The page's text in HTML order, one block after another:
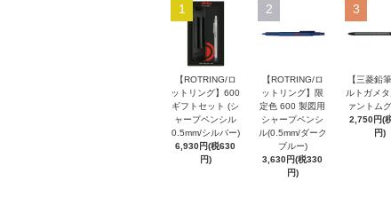
1
【ROTRING/ロ
ットリング】600
ギフトセット (シ
ャープペンシル
0.5mm/シルバー)
6,930円(税630
円)
2
【ROTRING/ロ
ットリング】限
定色 600 製図用
シャープペンシ
ル(0.5mm/ダーク
ブルー)
3,630円(税330
円)
3
【三菱鉛
ルトガメ
ァントム
2,750円(
円)